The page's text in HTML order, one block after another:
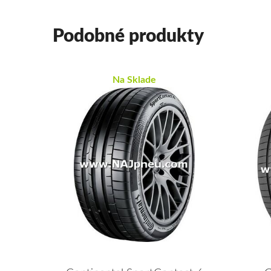
Podobné produkty
Na Sklade